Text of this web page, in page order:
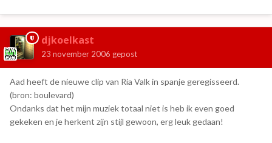
djkoelkast
23 november 2006 gepost
Aad heeft de nieuwe clip van Ria Valk in spanje geregisseerd.
(bron: boulevard)
Ondanks dat het mijn muziek totaal niet is heb ik even goed
gekeken en je herkent zijn stijl gewoon, erg leuk gedaan!